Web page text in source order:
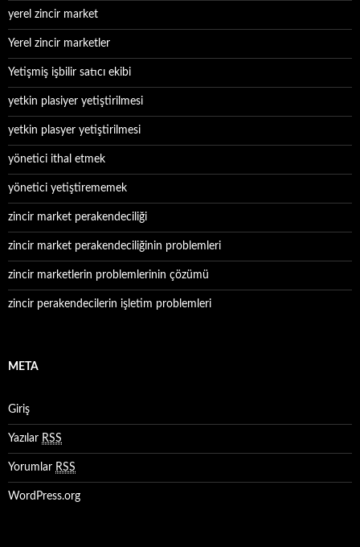
yerel zincir market
Yerel zincir marketler
Yetişmiş işbilir satıcı ekibi
yetkin plasiyer yetiştirilmesi
yetkin plasyer yetiştirilmesi
yönetici ithal etmek
yönetici yetiştirememek
zincir market perakendeciliği
zincir market perakendeciliğinin problemleri
zincir marketlerin problemlerinin çözümü
zincir perakendecilerin işletim problemleri
META
Giriş
Yazılar RSS
Yorumlar RSS
WordPress.org